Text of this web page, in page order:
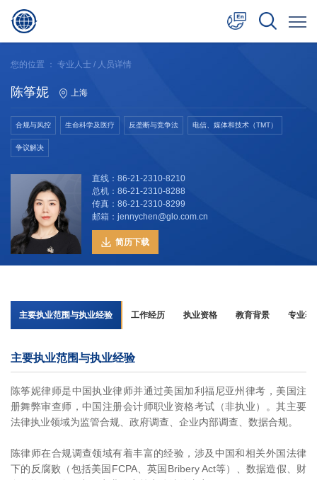
日本語
您的位置 ： 专业人士 / 人员详情
陈筝妮 上海
合规与风控 生命科学及医疗 反垄断与竞争法 电信、媒体和技术（TMT）
争议解决
直线：86-21-2310-8210
总机：86-21-2310-8288
传真：86-21-2310-8299
邮箱：jennychen@glo.com.cn
简历下载
主要执业范围与执业经验 工作经历 执业资格 教育背景 专业著
主要执业范围与执业经验
陈筝妮律师是中国执业律师并通过美国加利福尼亚州律考，美国注
册舞弊审查师，中国注册会计师职业资格考试（非执业）。其主要
法律执业领域为监管合规、政府调查、企业内部调查、数据合规。
陈律师在合规调查领域有着丰富的经验，涉及中国和相关外国法律
下的反腐败（包括美国FCPA、英国Bribery Act等）、数据造假、财